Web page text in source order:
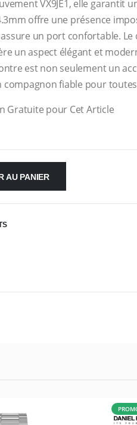
VX9JE1, elle garantit
offre une présence
un port confortable. Le
un aspect élégant et
est non seulement un
fiable pour
Gratuite pour Cet Article
AU PANIER